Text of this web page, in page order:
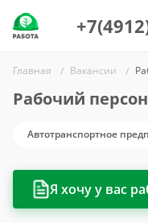
Главная Вакансии
Рабочий
Автотранспортное
Я хочу у вас